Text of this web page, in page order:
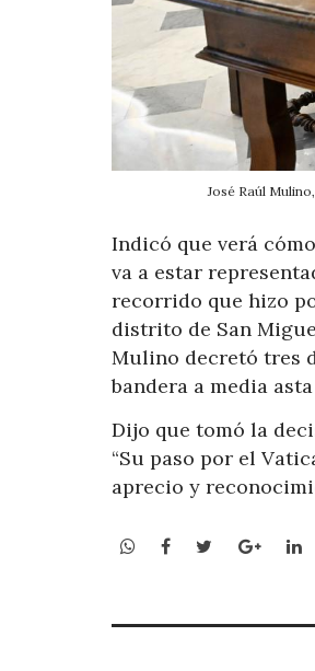
José Raúl
Indicó que verá
va a estar
recorrido que hizo
distrito de San
Mulino decretó tres
bandera a media
Dijo que tomó la
“Su paso por el
aprecio y
WhatsApp
Facebook
Twitter